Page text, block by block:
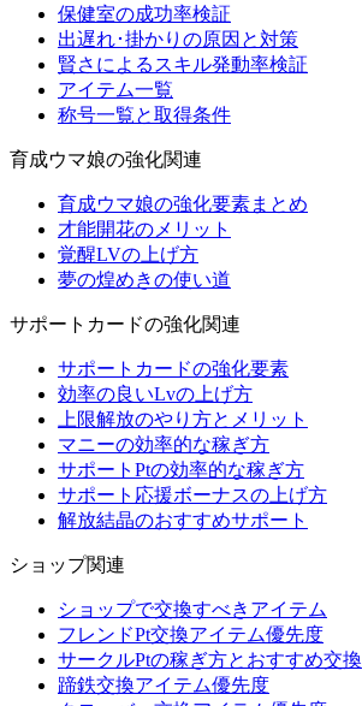
保健室の成功率検証
出遅れ･掛かりの原因と対策
賢さによるスキル発動率検証
アイテム一覧
称号一覧と取得条件
育成ウマ娘の強化関連
育成ウマ娘の強化要素まとめ
才能開花のメリット
覚醒LVの上げ方
夢の煌めきの使い道
サポートカードの強化関連
サポートカードの強化要素
効率の良いLvの上げ方
上限解放のやり方とメリット
マニーの効率的な稼ぎ方
サポートPtの効率的な稼ぎ方
サポート応援ボーナスの上げ方
解放結晶のおすすめサポート
ショップ関連
ショップで交換すべきアイテム
フレンドPt交換アイテム優先度
サークルPtの稼ぎ方とおすすめ交換
蹄鉄交換アイテム優先度